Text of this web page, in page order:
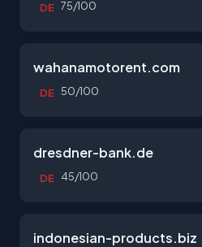
DE 75/100
wahanamotorent.com
DE 50/100
dresdner-bank.de
DE 45/100
indonesian-products.biz